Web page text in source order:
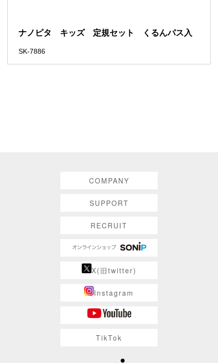
ナノピタ キッズ 定規セット くるんパス入
SK-7886
COMPANY
SUPPORT
RECRUIT
X(旧twitter)
Instagram
TikTok